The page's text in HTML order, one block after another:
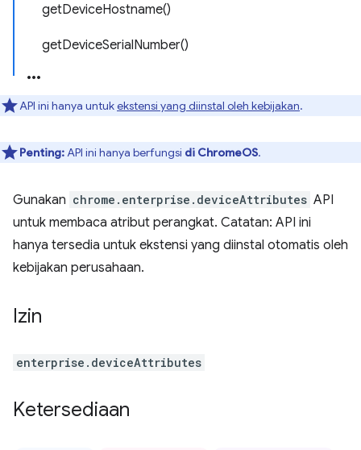
getDeviceHostname()
getDeviceSerialNumber()
API ini hanya untukekstensi yang diinstal oleh kebijakan.
Penting:API ini hanya berfungsi di ChromeOS.
Gunakan chrome.enterprise.deviceAttributes API
untuk membaca atribut perangkat. Catatan: API ini
hanya tersedia untuk ekstensi yang diinstal otomatis oleh
kebijakan perusahaan.
Izin
enterprise.deviceAttributes
Ketersediaan